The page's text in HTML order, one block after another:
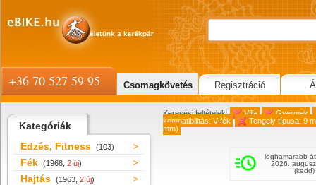
Kategóriák
Edzés, Fitness (103)
Fék (1968, 2 új)
Hajtás (1963, 2 új)
Keresési feltételek: Villa
Gyermek
kompatibilitás: V-fék
Tengely típusa: 9
mm)
leghamarabb
2026.
(kedd)
+36 70 527 59 95 Csomagkövetés Regisztráció